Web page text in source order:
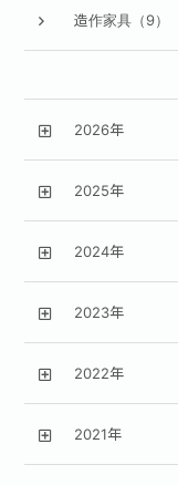
造作家具（9）
2026年
2025年
2024年
2023年
2022年
2021年